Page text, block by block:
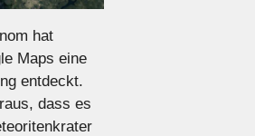
hat
Maps eine
entdeckt.
dass es